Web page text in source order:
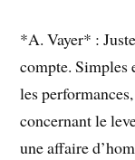
*A. Vayer* :
compte. Simples
les
concernant le
une affaire